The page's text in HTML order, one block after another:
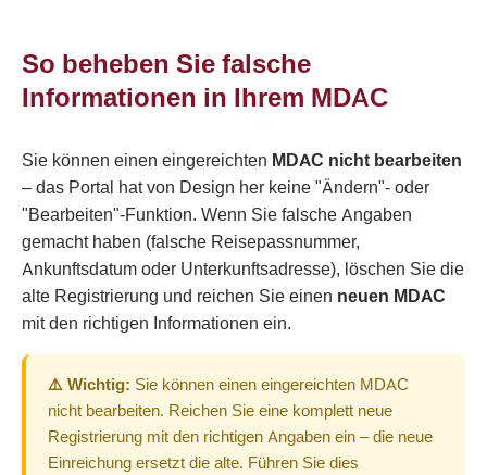
So beheben Sie falsche
Informationen in Ihrem MDAC
Sie können einen eingereichten MDAC nicht bearbeiten
– das Portal hat von Design her keine "Ändern"- oder
"Bearbeiten"-Funktion. Wenn Sie falsche Angaben
gemacht haben (falsche Reisepassnummer,
Ankunftsdatum oder Unterkunftsadresse), löschen Sie die
alte Registrierung und reichen Sie einen neuen MDAC
mit den richtigen Informationen ein.
⚠️ Wichtig: Sie können einen eingereichten MDAC
nicht bearbeiten. Reichen Sie eine komplett neue
Registrierung mit den richtigen Angaben ein – die neue
Einreichung ersetzt die alte. Führen Sie dies